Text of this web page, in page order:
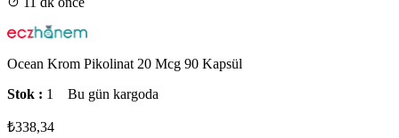
Ocean Krom Pikolinat 20 Mcg 90 Kapsül
Stok : 1 Bu gün kargoda
₺338,34